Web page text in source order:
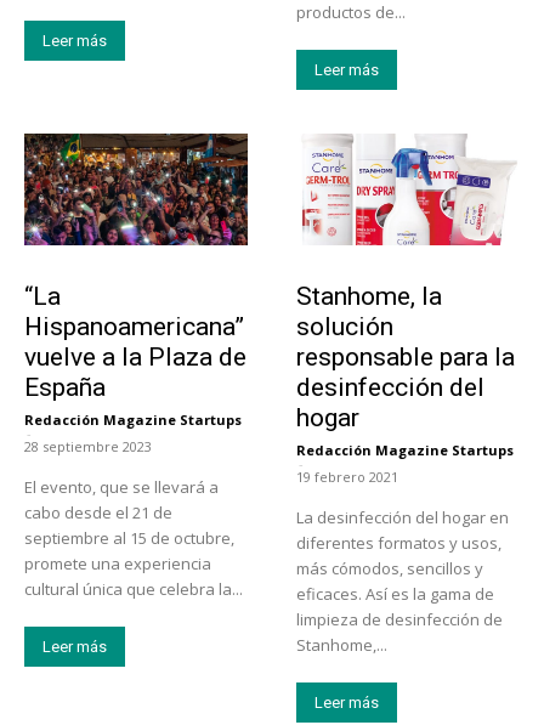
Leer más
productos de...
Leer más
“La
Hispanoamericana”
vuelve a la Plaza de
España
Redacción Magazine Startups
-
28 septiembre 2023
El evento, que se llevará a
cabo desde el 21 de
septiembre al 15 de octubre,
promete una experiencia
cultural única que celebra la...
Leer más
Stanhome, la
solución
responsable para la
desinfección del
hogar
Redacción Magazine Startups
-
19 febrero 2021
La desinfección del hogar en
diferentes formatos y usos,
más cómodos, sencillos y
eficaces. Así es la gama de
limpieza de desinfección de
Stanhome,...
Leer más